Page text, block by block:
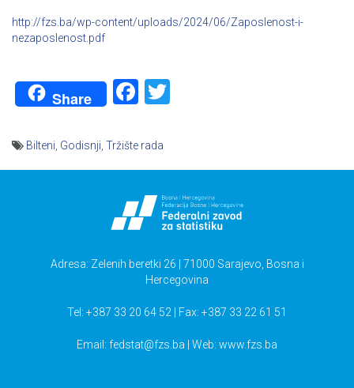
http://fzs.ba/wp-content/uploads/2024/06/Zaposlenost-i-
nezaposlenost.pdf
Share Facebook
Bilteni Godisnji Tržište rada
Adresa: Zelenih beretki 26 | 71000 Sarajevo, Bosna i
Hercegovina
Tel: +387 33 20 64 52 | Fax: +387 33 22 61 51
Email: fedstat@fzs.ba | Web: www.fzs.ba